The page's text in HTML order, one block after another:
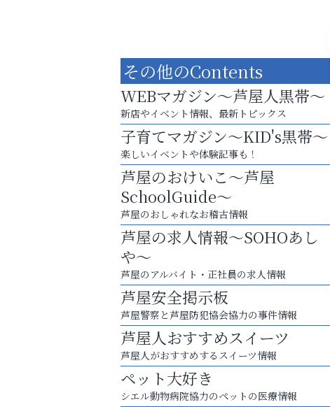
「この学校に出会えて、本当によかった。」
整体院エスコート・芦屋サロ
ン
その他のContents
WEBマガジン～芦屋人黒帯～
新店やイベント情報、最新トピックス
子育てマガジン～KID's黒帯～
楽しいイベントや体験記事も！
芦屋のおけいこ～芦屋
SchoolGuide～
芦屋のおしゃれなお稽古情報
芦屋の求人情報～SOHOあし
や～
芦屋のアルバイト・正社員の求人情報
芦屋安全掲示板
芦屋警察と芦屋防犯協会協力の事件情報
芦屋人おすすめスイーツ
芦屋人がおすすめするスイーツ情報
ペット大好き
シエル動物病院協力のペットの医療情報